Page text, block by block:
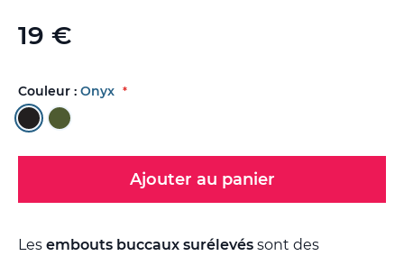
19 €
Couleur : Onyx
Ajouter au panier
Les embouts buccaux surélevés sont des
the
images